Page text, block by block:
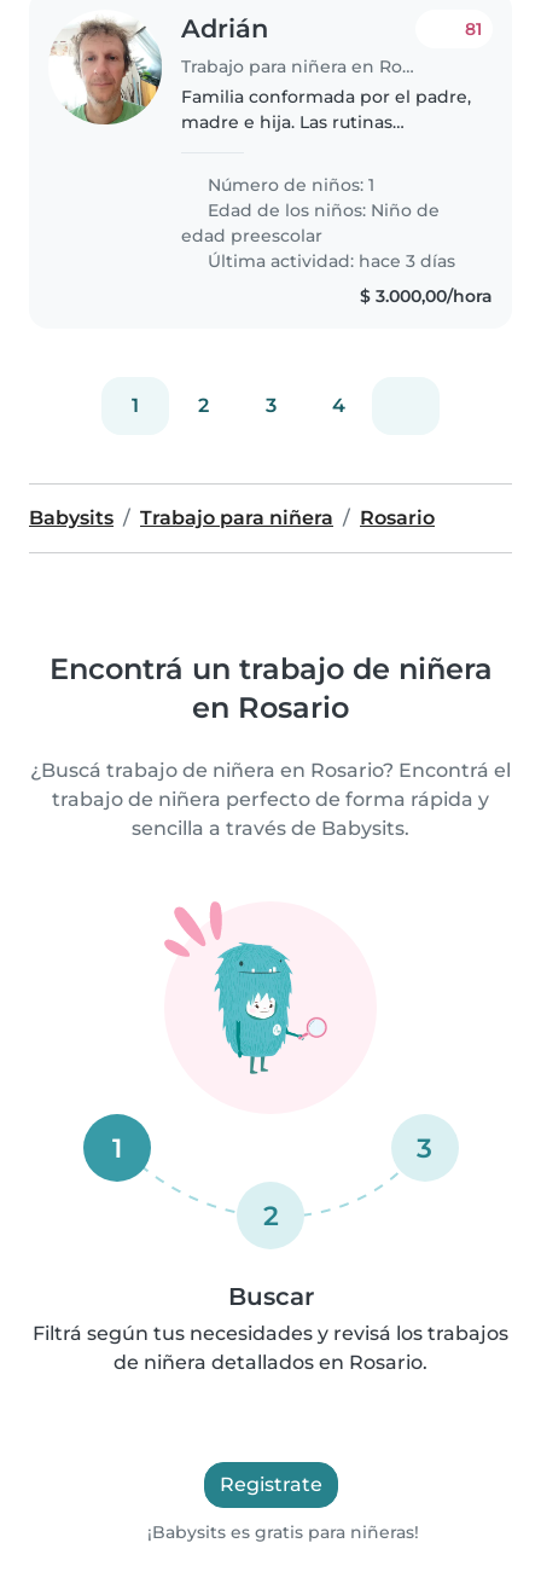
Adrián
Trabajo para niñera en Rosario
81
Familia conformada por el padre,
madre e hija. Las rutinas
padres y la niña que va a la
escuela de mañana, desde las 8
horas hasta el mediodía. El
ingreso..
Número de niños: 1
Edad de los niños: Niño de
edad preescolar
Última actividad: hace 3 días
$ 3.000,00/hora
1 2 3 4
Babysits Trabajo para niñera Rosario
Encontrá un trabajo de niñera
en Rosario
¿Buscá trabajo de niñera en Rosario? Encontrá el
trabajo de niñera perfecto de forma rápida y
sencilla a través de Babysits.
1
2
3
Buscar
Filtrá según tus necesidades y revisá los trabajos
de niñera detallados en Rosario.
Registrate
¡Babysits es gratis para niñeras!